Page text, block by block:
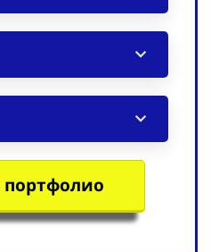
портфолио